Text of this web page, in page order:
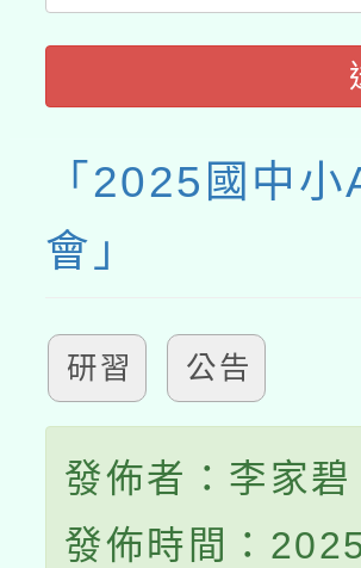
「2025國中
會」
研習 公告
發佈者：李家碧
發佈時間：